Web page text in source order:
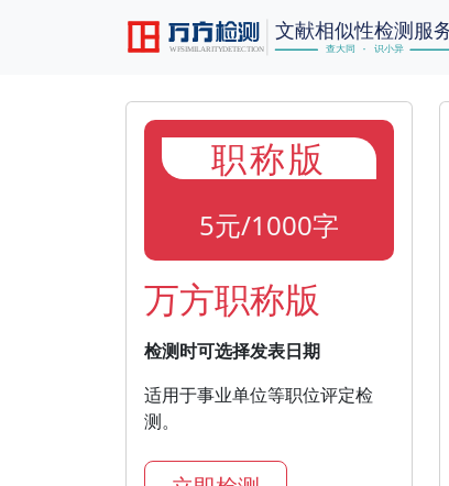
职称版
5元/1000字
万方职称版
检测时可选择发表日期
适用于事业单位等职位评定检
测。